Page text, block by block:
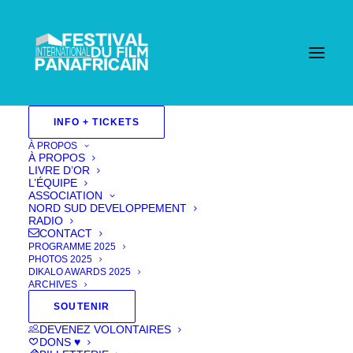
INFO + TICKETS
À PROPOS
À PROPOS
LIVRE D’OR
L’ÉQUIPE
ASSOCIATION
NORD SUD DEVELOPPEMENT
RADIO
CONTACT
PROGRAMME 2025
PHOTOS 2025
DIKALO AWARDS 2025
ARCHIVES
SOUTENIR
DEVENEZ VOLONTAIRES
DONS ♥
NIOFAR